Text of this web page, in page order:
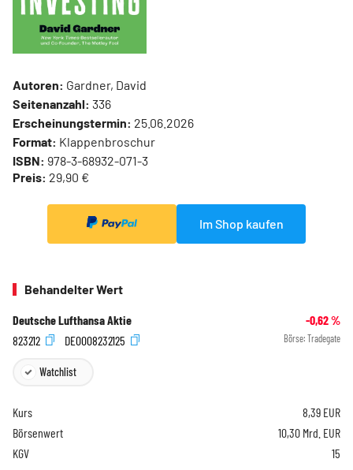
Autoren: Gardner, David
Seitenanzahl: 336
Erscheinungstermin: 25.06.2026
Format: Klappenbroschur
ISBN: 978-3-68932-071-3
Preis: 29,90 €
Im Shop kaufen
Behandelter Wert
Deutsche Lufthansa Aktie -0,62%
823212
DE0008232125 Börse: Tradegate
Watchlist
Kurs 8,39 EUR
Börsenwert
10,30 Mrd. EUR
KGV
15